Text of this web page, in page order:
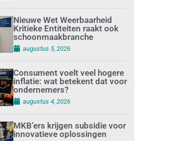
Nieuwe Wet Weerbaarheid
Kritieke Entiteiten raakt ook
schoonmaakbranche
augustus 5, 2026
Consument voelt veel hogere
inflatie: wat betekent dat voor
ondernemers?
augustus 4, 2026
MKB’ers krijgen subsidie voor
innovatieve oplossingen